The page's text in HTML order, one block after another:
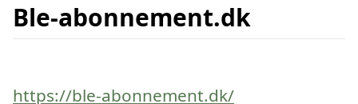
Ble-abonnement.dk
https://ble-abonnement.dk/